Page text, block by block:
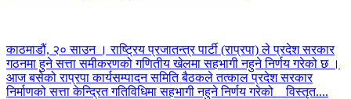
काठमाडौं, २० साउन । राष्ट्रिय प्रजातन्त्र पार्टी (राप्रपा) ले प्रदेश सरकार
गठनमा हुने सत्ता समीकरणको गणितीय खेलमा सहभागी नहुने निर्णय गरेको छ ।
आज बसेको राप्रपा कार्यसम्पादन समिति बैठकले तत्काल प्रदेश सरकार
निर्माणको सत्ता केन्द्रित गतिविधिमा सहभागी नहुने निर्णय गरेकोविस्तृत....